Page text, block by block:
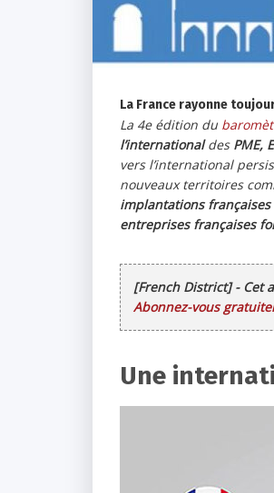
La France rayonne
La 4e édition du
l’internationaldes PME,
vers l’international
nouveaux territoires
implantations françaises
entreprises françaises
[French District] - Cet
Abonnez-vous
Une